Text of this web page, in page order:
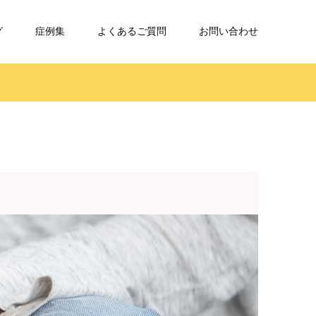
症例集 よくあるご質問 お問い合わせ